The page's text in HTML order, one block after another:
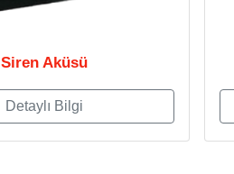
Siren Aküsü
Detaylı Bilgi